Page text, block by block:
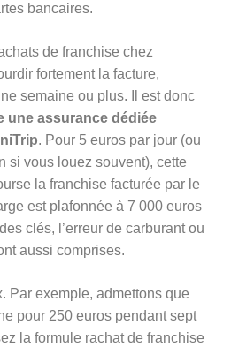
bancaires.
de franchise chez
fortement la facture,
semaine ou plus. Il est donc
une assurance dédiée
. Pour 5 euros par jour (ou
si vous louez souvent), cette
la franchise facturée par le
est plafonnée à 7 000 euros
clés, l’erreur de carburant ou
aussi comprises.
Par exemple, admettons que
pour 250 euros pendant sept
la formule rachat de franchise